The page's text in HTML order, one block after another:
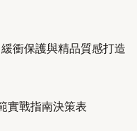
衝保護與精品質感打造
實戰指南決策表